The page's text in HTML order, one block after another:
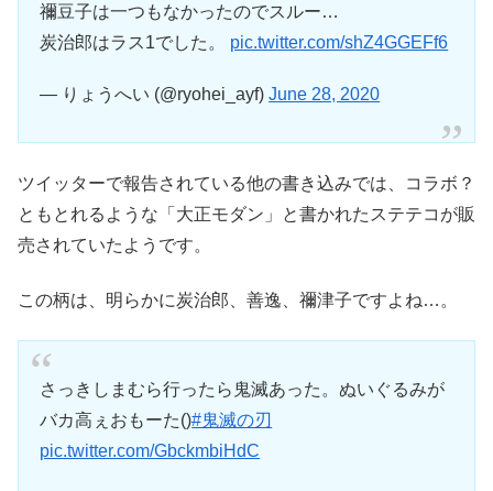
禰豆子は一つもなかったのでスルー…
炭治郎はラス1でした。 pic.twitter.com/shZ4GGEFf6
— りょうへい (@ryohei_ayf)June 28, 2020
ツイッターで報告されている他の書き込みでは、コラボ？
ともとれるような「大正モダン」と書かれたステテコが販
売されていたようです。
この柄は、明らかに炭治郎、善逸、禰津子ですよね…。
さっきしまむら行ったら鬼滅あった。ぬいぐるみが
バカ高ぇおもーた()#鬼滅の刃
pic.twitter.com/GbckmbiHdC